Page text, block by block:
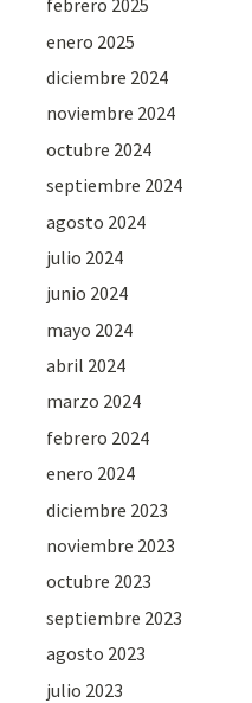
febrero 2025
enero 2025
diciembre 2024
noviembre 2024
octubre 2024
septiembre 2024
agosto 2024
julio 2024
junio 2024
mayo 2024
abril 2024
marzo 2024
febrero 2024
enero 2024
diciembre 2023
noviembre 2023
octubre 2023
septiembre 2023
agosto 2023
julio 2023